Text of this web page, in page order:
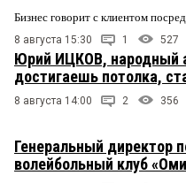
Бизнес говорит с клиентом
8 августа 15:30 1 527
Юрий ИЦКОВ, народный
достигаешь потолка,
8 августа 14:00 2 356
Генеральный директор
волейбольный клуб